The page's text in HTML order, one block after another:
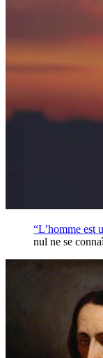
“L’homme est
nul ne se